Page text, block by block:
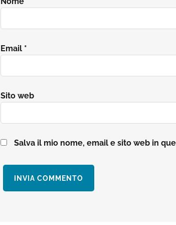
Email *
Sito web
Salva il mio nome, email e sito web in